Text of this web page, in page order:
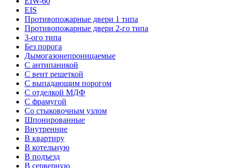
EIS
Противопожарные двери 1 типа
Противопожарные двери 2-го типа
3-ого типа
Без порога
Дымогазонепроницаемые
С антипаникой
С вент решеткой
С выпадающим порогом
С отделкой МДФ
С фрамугой
Со стыковочным узлом
Шпонированные
Внутренние
В квартиру
В котельную
В подъезд
В серверную